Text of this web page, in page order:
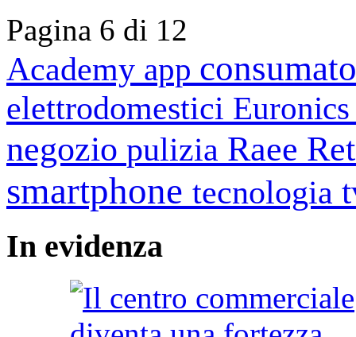
Pagina 6 di 12
Academy app
elettrodomestici
negozio pulizia Raee
smartphone tecnologia
In evidenza